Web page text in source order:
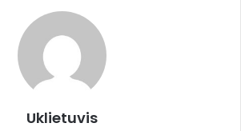
Uklietuvis